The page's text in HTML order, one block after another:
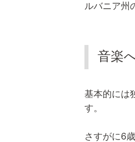
ルバニア州
音楽
基本的には
す。
さすがに6